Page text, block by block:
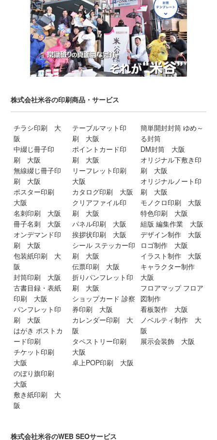
株式会社米谷の印刷商品・サービス
チラシ印刷 大
阪
中綴じ冊子印
刷 大阪
無線綴じ冊子印
刷 大阪
ポスター印刷
大阪
名刺印刷 大阪
冊子名刺 大阪
オンデマンド印
刷 大阪
包装紙印刷 大
阪
封筒印刷 大阪
古書目録・表紙
印刷 大阪
パンフレット印
刷 大阪
はがき ポストカ
ード印刷
チケット印刷
大阪
のぼり旗印刷
大阪
敷き紙印刷 大
阪
テーブルマット印
刷 大阪
ポイントカード印
刷 大阪
リーフレット印刷
大阪
カタログ印刷 大阪
クリアファイル印
刷 大阪
パネル印刷 大阪
挨拶状印刷 大阪
シール ステッカー印
刷 大阪
伝票印刷 大阪
折りパンフレット印
刷 大阪
ショップカード 診察
券印刷 大阪
カレンダー印刷 大
阪
タペストリー印刷
大阪
卓上POP印刷 大阪
簡単開封封筒 ゆめ～
る封筒
DM封筒 大阪
オリジナル下敷き印
刷 大阪
オリジナルノート印
刷 大阪
モノクロ印刷 大阪
特色印刷 大阪
組版 編集作業 大阪
デザイン制作 大阪
ロゴ制作 大阪
イラスト制作 大阪
キャラクター制作
大阪
フロアマップ フロア
図制作
看板製作 大阪
ノベルティ制作 大
阪
展示会装飾 大阪
株式会社米谷のWEB SEOサービス